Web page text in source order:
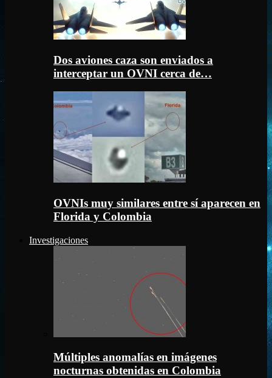
Dos aviones caza son enviados a
interceptar un OVNI cerca de…
OVNIs muy similares entre sí aparecen en
Florida y Colombia
Investigaciones
Múltiples anomalías en imágenes
nocturnas obtenidas en Colombia